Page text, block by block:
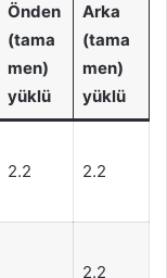
Önden
(tama
men)
yüklü
Arka
(tama
men)
yüklü
2.2 2.2
2.2